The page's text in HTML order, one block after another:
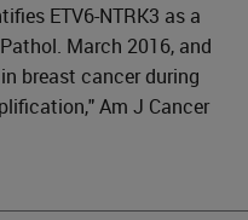
ETV6-NTRK3 as a
March 2016, and
breast cancer during
Am J Cancer